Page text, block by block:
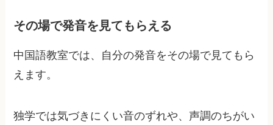
その場で発音を見てもらえる
中国語教室では、自分の発音をその場で見てもら
えます。
独学では気づきにくい音のずれや、声調のちがい